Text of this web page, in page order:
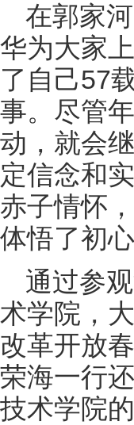
在郭家
华为大家
了自己57
事。尽管
动，就会
定信念和
赤子情怀
体悟了初
通过参
术学院，
改革开放
荣海一行
技术学院